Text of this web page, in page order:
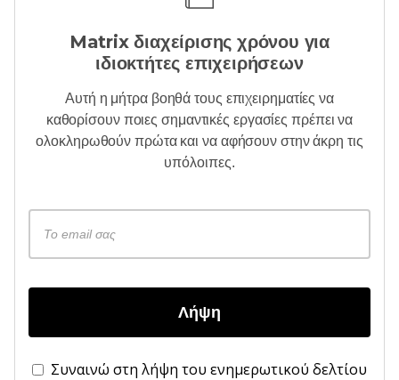
Matrix διαχείρισης χρόνου για
ιδιοκτήτες επιχειρήσεων
Αυτή η μήτρα βοηθά τους επιχειρηματίες να
καθορίσουν ποιες σημαντικές εργασίες πρέπει να
ολοκληρωθούν πρώτα και να αφήσουν στην άκρη τις
υπόλοιπες.
Λήψη
Συναινώ στη λήψη του ενημερωτικού δελτίου